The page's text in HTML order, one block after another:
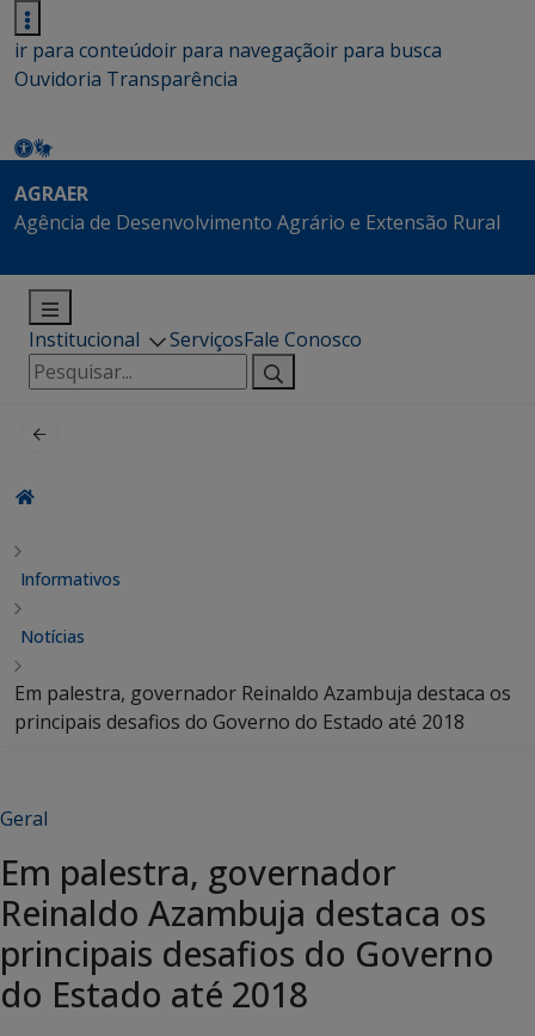
ir para conteúdoir para navegaçãoir para busca
Ouvidoria Transparência
AGRAER
Agência de Desenvolvimento Agrário e Extensão Rural
Institucional ServiçosFale Conosco
Pesquisar
por:
Informativos
Notícias
Em palestra, governador Reinaldo Azambuja destaca os
principais desafios do Governo do Estado até 2018
Geral
Em palestra, governador
Reinaldo Azambuja destaca os
principais desafios do Governo
do Estado até 2018